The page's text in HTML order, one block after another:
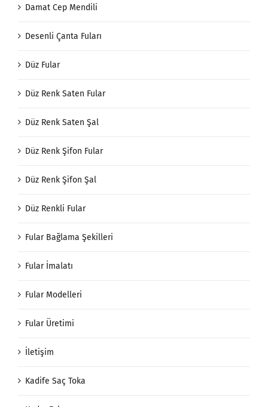
Damat Cep Mendili
Desenli Çanta Fuları
Düz Fular
Düz Renk Saten Fular
Düz Renk Saten Şal
Düz Renk Şifon Fular
Düz Renk Şifon Şal
Düz Renkli Fular
Fular Bağlama Şekilleri
Fular İmalatı
Fular Modelleri
Fular Üretimi
İletişim
Kadife Saç Toka